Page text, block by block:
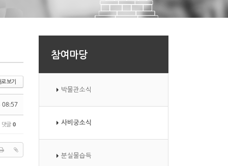
보기
08:57
댓글 0
참여마당
박물관소식
사비궁소식
분실물습득